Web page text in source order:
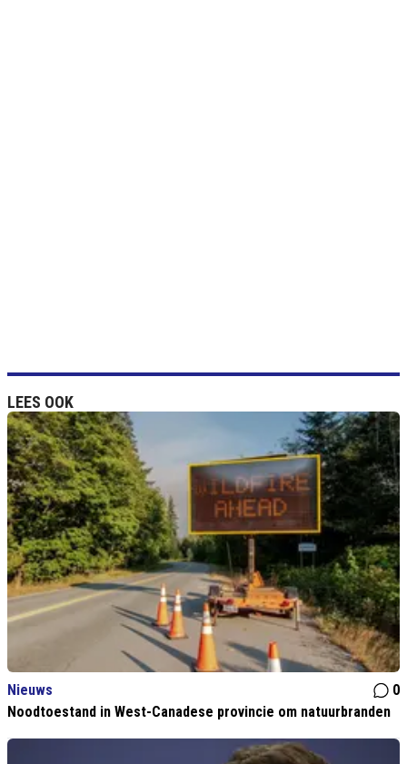
LEES OOK
Nieuws
0
Noodtoestand in West-Canadese provincie om natuurbranden